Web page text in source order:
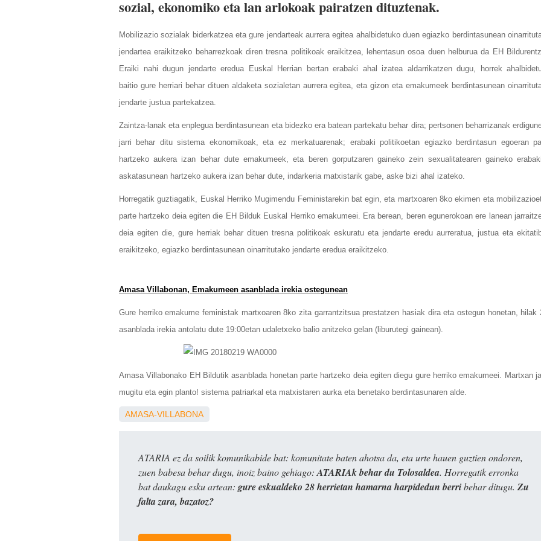
sozial, ekonomiko eta lan arlokoak pairatzen dituztenak.
Mobilizazio sozialak biderkatzea eta gure jendarteak aurrera egitea ahalbidetuko duen egiazko berdintasunean
jendartea eraikitzeko beharrezkoak diren tresna politikoak eraikitzea, lehentasun osoa duen helburua da EH
Eraiki nahi dugun jendarte eredua Euskal Herrian bertan erabaki ahal izatea aldarrikatzen dugu, horrek
baitio gure herriari behar dituen aldaketa sozialetan aurrera egitea, eta gizon eta emakumeek berdintasunean
jendarte justua partekatzea.
Zaintza-lanak eta enplegua berdintasunean eta bidezko era batean partekatu behar dira; pertsonen beharrizanak
jarri behar ditu sistema ekonomikoak, eta ez merkatuarenak; erabaki politikoetan egiazko berdintasun egoeran
hartzeko aukera izan behar dute emakumeek, eta beren gorputzaren gaineko zein sexualitatearen gaineko
askatasunean hartzeko aukera izan behar dute, indarkeria matxistarik gabe, aske bizi ahal izateko.
Horregatik guztiagatik, Euskal Herriko Mugimendu Feministarekin bat egin, eta martxoaren 8ko ekimen eta
parte hartzeko deia egiten die EH Bilduk Euskal Herriko emakumeei. Era berean, beren egunerokoan ere lanean
deia egiten die, gure herriak behar dituen tresna politikoak eskuratu eta jendarte eredu aurreratua, justua eta
eraikitzeko, egiazko berdintasunean oinarritutako jendarte eredua eraikitzeko.
Amasa Villabonan, Emakumeen asanblada irekia ostegunean
Gure herriko emakume feministak martxoaren 8ko zita garrantzitsua prestatzen hasiak dira eta ostegun honetan, hilak
asanblada irekia antolatu dute 19:00etan udaletxeko balio anitzeko gelan (liburutegi gainean).
Amasa Villabonako EH Bildutik asanblada honetan parte hartzeko deia egiten diegu gure herriko emakumeei. Martxan
mugitu eta egin planto! sistema patriarkal eta matxistaren aurka eta benetako berdintasunaren alde.
AMASA-VILLABONA
ATARIA ez da soilik komunikabide bat: komunitate baten ahotsa da, eta urte hauen guztien ondoren,
zuen babesa behar dugu, inoiz baino gehiago:ATARIAk behar du Tolosaldea. Horregatik erronka
bat daukagu esku artean: gure eskualdeko 28 herrietan hamarna harpidedun berribehar ditugu. Zu
falta zara, bazatoz?